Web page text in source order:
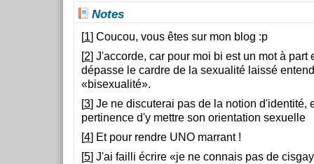
Notes
[1] Coucou, vous êtes sur mon blog :p
[2] J'accorde, car pour moi bi est un mot à part
dépasse le cardre de la sexualité laissé
«bisexualité».
[3] Je ne discuterai pas de la notion d'identité,
pertinence d'y mettre son orientation sexuelle
[4] Et pour rendre UNO marrant !
[5] J'ai failli écrire «je ne connais pas de